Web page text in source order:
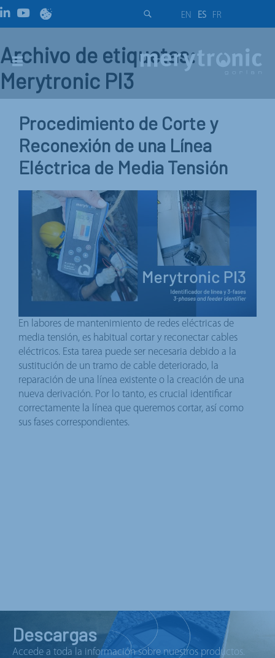
EN ES FR
Archivo de etiquetas:
Merytronic PI3
Procedimiento de Corte y
Reconexión de una Línea
Eléctrica de Media Tensión
En labores de mantenimiento de redes eléctricas de
media tensión, es habitual cortar y reconectar cables
eléctricos. Esta tarea puede ser necesaria debido a la
sustitución de un tramo de cable deteriorado, la
reparación de una línea existente o la creación de una
nueva derivación. Por lo tanto, es crucial identificar
correctamente la línea que queremos cortar, así como
sus fases correspondientes.
Descargas
Accede a toda la información sobre nuestros productos.